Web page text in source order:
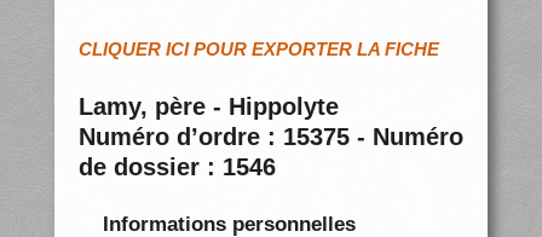
CLIQUER ICI POUR EXPORTER LA FICHE
Lamy, père - Hippolyte
Numéro d’ordre : 15375 - Numéro
de dossier : 1546
Informations personnelles